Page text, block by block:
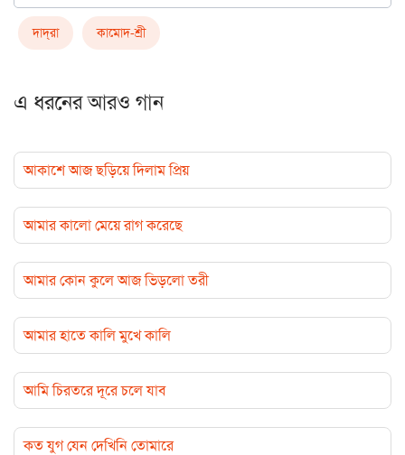
দাদ্‌রা কামোদ-শ্রী
এ ধরনের আরও গান
আকাশে আজ ছড়িয়ে দিলাম প্রিয়
আমার কালো মেয়ে রাগ করেছে
আমার কোন কুলে আজ ভিড়লো তরী
আমার হাতে কালি মুখে কালি
আমি চিরতরে দূরে চলে যাব
কত যুগ যেন দেখিনি তোমারে